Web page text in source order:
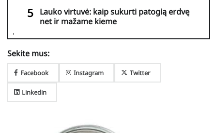
Lauko virtuvė: kaip sukurti patogią erdvę
net ir mažame kieme
Sekite mus:
Facebook Instagram Twitter
Linkedin